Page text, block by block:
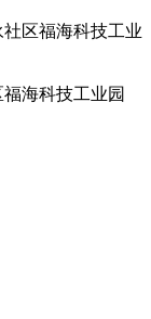
区福海科技工业
海科技工业园